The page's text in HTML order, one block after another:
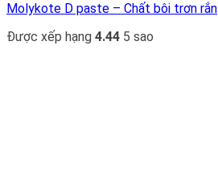
Molykote D paste – Chất bôi trơn rắn
Được xếp hạng 4.44 5 sao